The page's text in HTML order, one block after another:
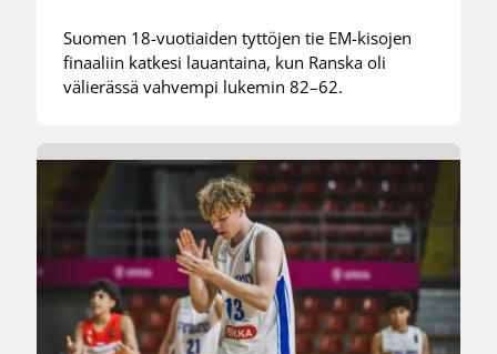
Suomen 18-vuotiaiden tyttöjen tie EM-kisojen
finaaliin katkesi lauantaina, kun Ranska oli
välierässä vahvempi lukemin 82–62.